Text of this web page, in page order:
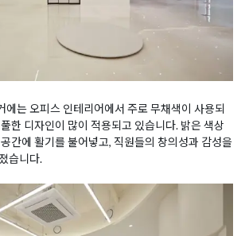
에는 오피스 인테리어에서 주로 무채색이 사용되
한 디자인이 많이 적용되고 있습니다. 밝은 색상
간에 활기를 불어넣고, 직원들의 창의성과 감성을
습니다.